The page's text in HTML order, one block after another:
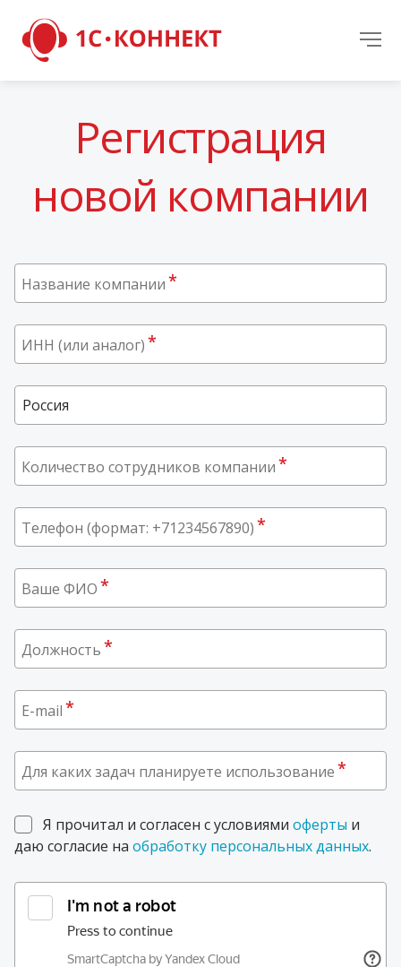
Регистрация
новой компании
Название компании*
ИНН (или аналог)*
Азербайджан
Армения
Беларусь
Грузия
Киргизия
Латвия
Литва
Молдова
Польша
Россия
Алтайский край
Архангельская область
Байконур
Белгородская область
Количество сотрудников компании*
Телефон (формат: +71234567890)*
Ваше ФИО*
Должность*
E-mail*
Для каких задач планируете использование*
Я прочитал и согласен с условиями оферты и
даю согласие на обработку персональных данных.